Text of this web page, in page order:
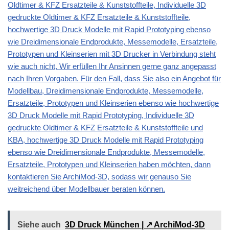
Oldtimer & KFZ Ersatzteile & Kunststoffteile, Individuelle 3D
gedruckte Oldtimer & KFZ Ersatzteile & Kunststoffteile,
hochwertige 3D Druck Modelle mit Rapid Prototyping ebenso
wie Dreidimensionale Endprodukte, Messemodelle, Ersatzteile,
Prototypen und Kleinserien mit 3D Drucker in Verbindung steht
wie auch nicht, Wir erfüllen Ihr Ansinnen gerne ganz angepasst
nach Ihren Vorgaben. Für den Fall, dass Sie also ein Angebot für
Modellbau, Dreidimensionale Endprodukte, Messemodelle,
Ersatzteile, Prototypen und Kleinserien ebenso wie hochwertige
3D Druck Modelle mit Rapid Prototyping, Individuelle 3D
gedruckte Oldtimer & KFZ Ersatzteile & Kunststoffteile und
KBA, hochwertige 3D Druck Modelle mit Rapid Prototyping
ebenso wie Dreidimensionale Endprodukte, Messemodelle,
Ersatzteile, Prototypen und Kleinserien haben möchten, dann
kontaktieren Sie ArchiMod-3D, sodass wir genauso Sie
weitreichend über Modellbauer beraten können.
Siehe auch 3D Druck München | ↗️ ArchiMod-3D